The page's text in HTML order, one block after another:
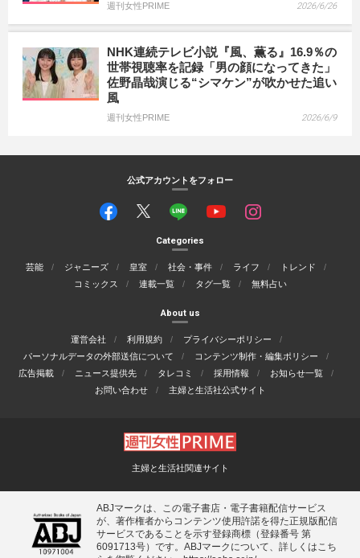
週刊女性PRIME 2026/6/26
NHK連続テレビ小説『風、薫る』16.9％の
世帯視聴率を記録「男の顔になってきた」
佐野晶哉演じる“シマケン”が吹かせた追い
風
週刊女性PRIME 2026/6/9
公式アカウントをフォロー
Categories
芸能 ジャニーズ 皇室 社会・事件 ライフ
トレンド
コミックス
連載一覧 タグ一覧 無料占い
About us
運営会社 利用規約
プライバシーポリシー
パーソナルデータの外部送信について
コンテンツ制作・編集ポリシー
広告掲載
ニュース提供先 タレコミ 採用情報
お知らせ一覧
お問い合わせ
主婦と生活社公式サイト
主婦と生活社関連サイト
ABJマークは、この電子書店・電子書籍配信サービス
が、著作権者からコンテンツ使用許諾を得た正規版配信
サービスであることを示す登録商標（登録番号 第
6091713号）です。ABJマークについて、詳しくはこち